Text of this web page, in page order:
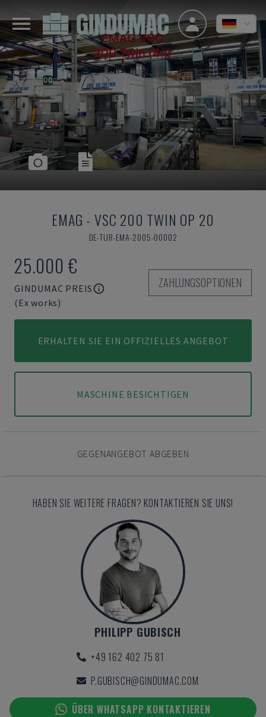
EMAG -VSC 200 TWIN OP 20
DE-TUR-EMA-2005-00002
25.000 €
GINDUMAC PREIS
(Ex works)
ZAHLUNGSOPTIONEN
ERHALTEN SIE EIN OFFIZIELLES ANGEBOT
MASCHINE BESICHTIGEN
GEGENANGEBOT ABGEBEN
HABEN SIE WEITERE FRAGEN? KONTAKTIEREN SIE UNS!
PHILIPP GUBISCH
+49 162 402 75 81
P.GUBISCH@GINDUMAC.COM
ÜBER WHATSAPP KONTAKTIEREN